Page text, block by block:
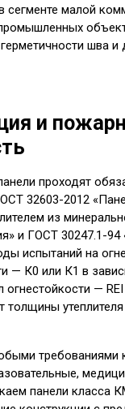
сегменте малой
шва и
и
проходят
32603-2012
из
и ГОСТ 30247.1-94
испытаний на
— К0 или К1 в
— REI
толщины
требованиями
панели класса